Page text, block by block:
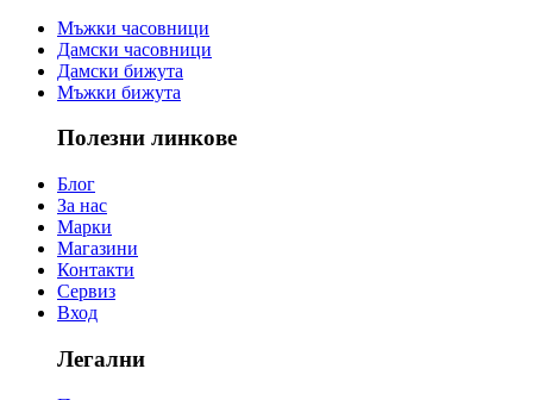
Мъжки часовници
Дамски часовници
Дамски бижута
Мъжки бижута
Полезни линкове
Блог
За нас
Марки
Магазини
Контакти
Сервиз
Вход
Легални